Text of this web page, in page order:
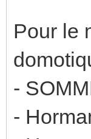
Pour le
-
-